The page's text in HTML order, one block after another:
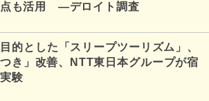
点も活用 ―デロイト調査
的とした「スリープツーリズム」、
き」改善、NTT東日本グループが宿
験